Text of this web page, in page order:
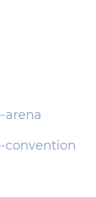
arena
convention